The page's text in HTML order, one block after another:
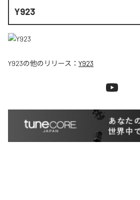
Y923
Y923の他のリリース： Y923